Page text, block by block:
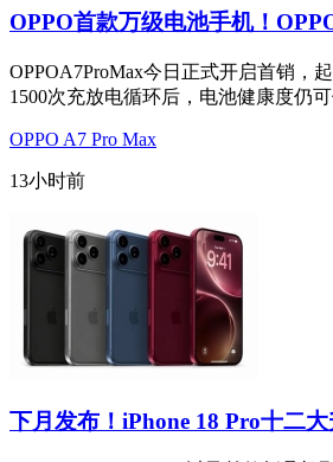
OPPO首款万级电池手机！
OPPOA7ProMax今日正式开启首销，
1500次充放电循环后，电池健康度仍
OPPO A7 Pro Max
13小时前
下月发布！iPhone 18 Pro十二